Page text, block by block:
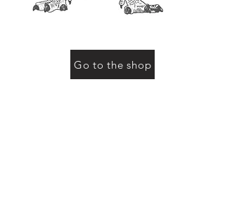
Go to the shop